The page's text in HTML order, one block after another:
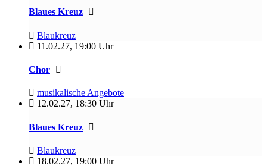
Blaues Kreuz
Blaukreuz
11.02.27, 19:00 Uhr
Chor
musikalische Angebote
12.02.27, 18:30 Uhr
Blaues Kreuz
Blaukreuz
18.02.27, 19:00 Uhr